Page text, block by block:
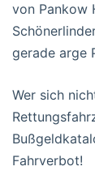
von Pankow
gerade arge
Wer sich
Fahrverbot!